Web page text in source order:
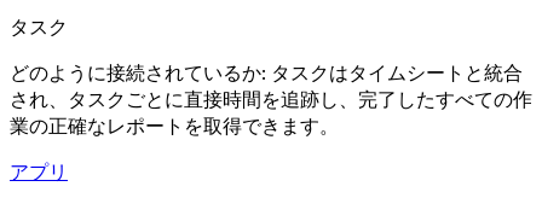
タスク
どのように接続されているか: タスクはタイムシートと統合
され、タスクごとに直接時間を追跡し、完了したすべての作
業の正確なレポートを取得できます。
アプリ